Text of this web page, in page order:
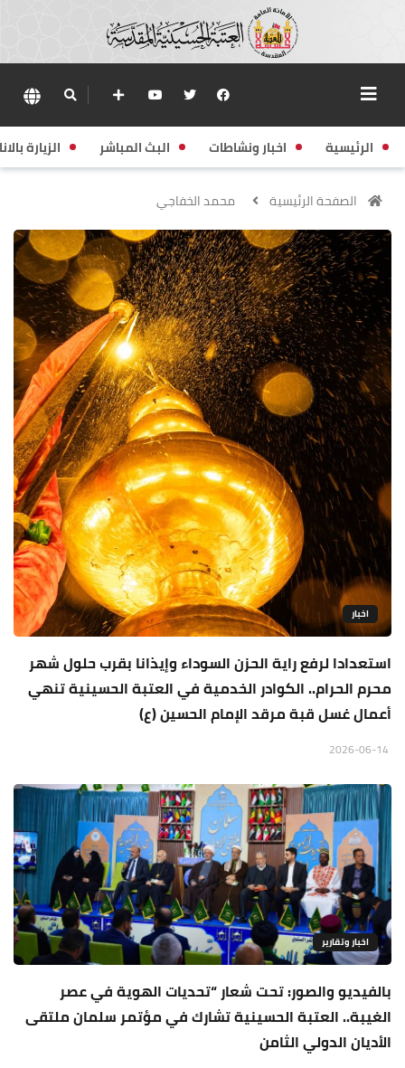
الرئيسية اخبار ونشاطات البث المباشر الزيارة
الصفحة الرئيسية محمد الخفاجي
اخبار
استعدادا لرفع راية الحزن السوداء وإيذانا بقرب حلول شهر
محرم الحرام.. الكوادر الخدمية في العتبة الحسينية تنهي
أعمال غسل قبة مرقد الإمام الحسين (ع)
اخبار وتقارير
بالفيديو والصور: تحت شعار “تحديات الهوية في عصر
الغيبة.. العتبة الحسينية تشارك في مؤتمر سلمان ملتقى
الأديان الدولي الثامن